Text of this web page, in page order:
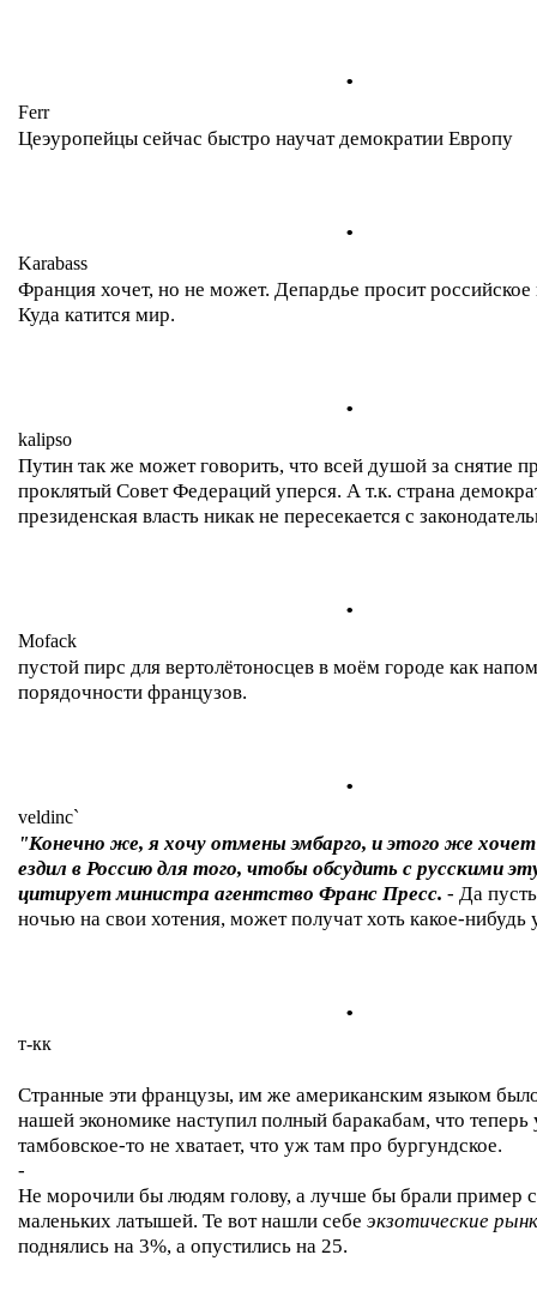
.
Ferr
Цеэуропейцы сейчас быстро научат демократии Европу
.
Karabass
Франция хочет, но не может. Депардье просит российское
Куда катится мир.
.
kalipso
Путин так же может говорить, что всей душой за снятие
проклятый Совет Федераций уперся. А т.к. страна
президенская власть никак не пересекается с
.
Mofack
пустой пирс для вертолётоносцев в моём городе как
порядочности французов.
.
veldinc`
"Конечно же, я хочу отмены эмбарго, и этого же
ездил в Россию для того, чтобы обсудить с русскими
цитирует министра агентство Франс Пресс. - Да
ночью на свои хотения, может получат хоть какое-нибудь
.
т-кк
Странные эти французы, им же американским языком
нашей экономике наступил полный баракабам, что теперь
тамбовское-то не хватает, что уж там про бургундское.
-
Не морочили бы людям голову, а лучше бы брали пример
маленьких латышей. Те вот нашли себе экзотические
поднялись на 3%, а опустились на 25.